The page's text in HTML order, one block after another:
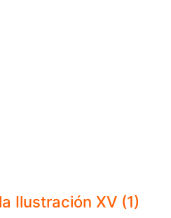
Ilustración XV (1)